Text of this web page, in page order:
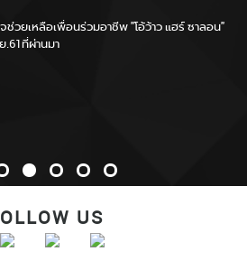
ยได้นักแสดงนำจาก
SERIES”
นเทคนิคการยืดโคนดัดปลาย
ช่วยเหลือเพื่อนร่วมอาชีพ "โอ้ว้าว แฮร์ ซาลอน"
.61ที่ผ่านมา
ASEAN BANGKOK
เสมอ งานนี้คุณพ่อของ CEO ของเราลงพื้นที่ไป
นักข่าวบันเทิง มอบโดย หม่อมหลวงปนัดดา ดิ
US